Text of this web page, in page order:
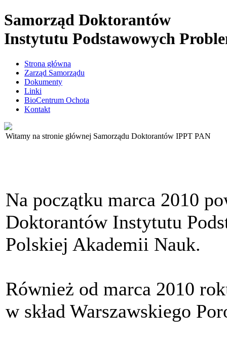
Samorząd Doktorantów
Instytutu Podstawowych
Strona główna
Zarząd Samorządu
Dokumenty
Linki
BioCentrum Ochota
Kontakt
Witamy na stronie głównej Samorządu Doktorantów IPPT PAN
Na początku marca 2010
Doktorantów Instytutu
Polskiej Akademii Nauk.
Również od marca 2010
w skład Warszawskiego